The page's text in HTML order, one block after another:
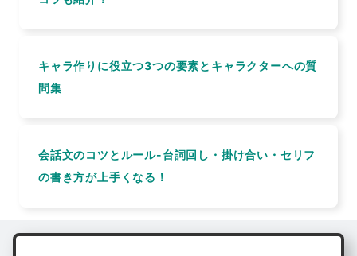
キャラ作りに役立つ3つの要素とキャラクターへの質
問集
会話文のコツとルール-台詞回し・掛け合い・セリフ
の書き方が上手くなる！